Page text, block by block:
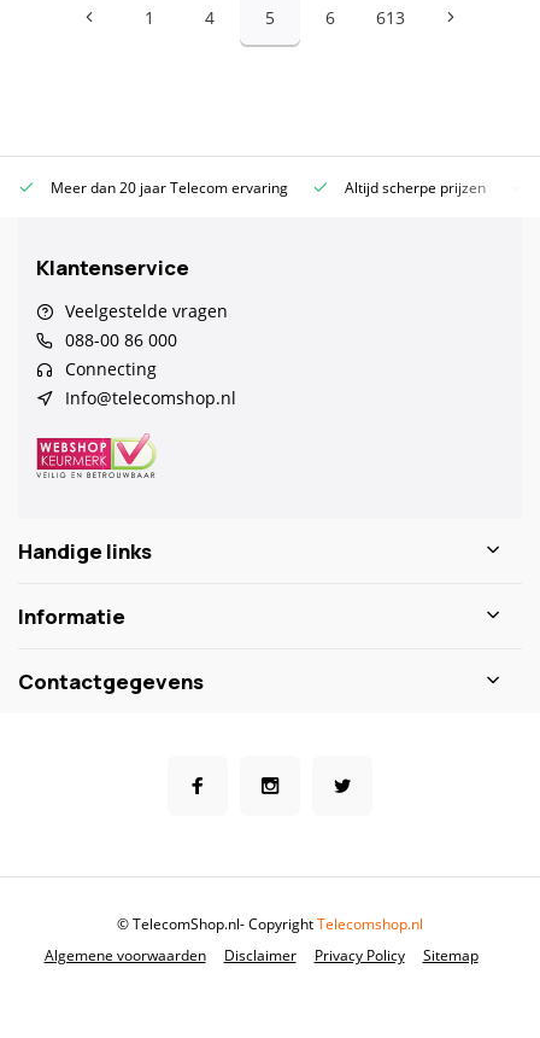
1 4 5 6 613
Meer dan 20 jaar Telecom ervaring Altijd scherpe prijzen
Klantenservice
Veelgestelde vragen
088-00 86 000
Connecting
Info@telecomshop.nl
Handige links
Informatie
Contactgegevens
Algemene voorwaarden Disclaimer Privacy Policy Sitemap
© TelecomShop.nl- CopyrightTelecomshop.nl